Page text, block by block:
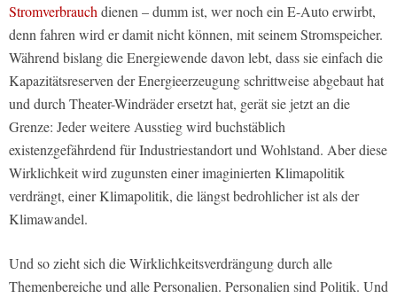
Stromverbrauch dienen – dumm ist, wer noch ein E-Auto erwirbt,
denn fahren wird er damit nicht können, mit seinem Stromspeicher.
Während bislang die Energiewende davon lebt, dass sie einfach die
Kapazitätsreserven der Energieerzeugung schrittweise abgebaut hat
und durch Theater-Windräder ersetzt hat, gerät sie jetzt an die
Grenze: Jeder weitere Ausstieg wird buchstäblich
existenzgefährdend für Industriestandort und Wohlstand. Aber diese
Wirklichkeit wird zugunsten einer imaginierten Klimapolitik
verdrängt, einer Klimapolitik, die längst bedrohlicher ist als der
Klimawandel.
Und so zieht sich die Wirklichkeitsverdrängung durch alle
Themenbereiche und alle Personalien. Personalien sind Politik. Und